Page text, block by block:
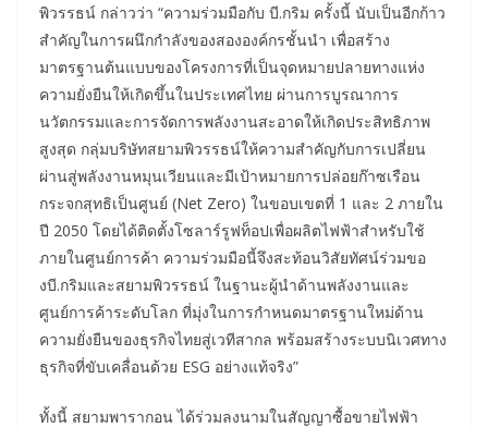
พิวรรธน์ กล่าวว่า “ความร่วมมือกับ บี.กริม ครั้งนี้ นับเป็นอีกก้าว
สำคัญในการผนึกกำลังของสององค์กรชั้นนำ เพื่อสร้าง
มาตรฐานต้นแบบของโครงการที่เป็นจุดหมายปลายทางแห่ง
ความยั่งยืนให้เกิดขึ้นในประเทศไทย ผ่านการบูรณาการ
นวัตกรรมและการจัดการพลังงานสะอาดให้เกิดประสิทธิภาพ
สูงสุด กลุ่มบริษัทสยามพิวรรธน์ให้ความสำคัญกับการเปลี่ยน
ผ่านสู่พลังงานหมุนเวียนและมีเป้าหมายการปล่อยก๊าซเรือน
กระจกสุทธิเป็นศูนย์ (Net Zero) ในขอบเขตที่ 1 และ 2 ภายใน
ปี 2050 โดยได้ติดตั้งโซลาร์รูฟท็อปเพื่อผลิตไฟฟ้าสำหรับใช้
ภายในศูนย์การค้า ความร่วมมือนี้จึงสะท้อนวิสัยทัศน์ร่วมขอ
งบี.กริมและสยามพิวรรธน์ ในฐานะผู้นำด้านพลังงานและ
ศูนย์การค้าระดับโลก ที่มุ่งในการกำหนดมาตรฐานใหม่ด้าน
ความยั่งยืนของธุรกิจไทยสู่เวทีสากล พร้อมสร้างระบบนิเวศทาง
ธุรกิจที่ขับเคลื่อนด้วย ESG อย่างแท้จริง”
ทั้งนี้ สยามพารากอน ได้ร่วมลงนามในสัญญาซื้อขายไฟฟ้า